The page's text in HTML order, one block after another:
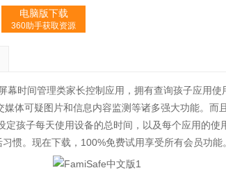
电脑版下载
360助手获取资源
幕时间管理类家长控制应用，拥有查询孩子应用
体可疑图片和信息内容监测等诸多强大功能。而
孩子每天使用设备的总时间，以及每个应用的使
惯。现在下载，100%免费试用享受所有会员功能。